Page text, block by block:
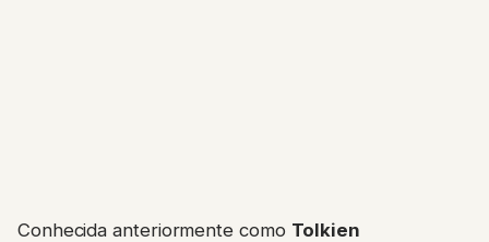
Conhecida anteriormente como Tolkien